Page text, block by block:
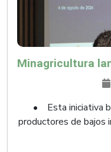
• Esta iniciativa
productores de bajos